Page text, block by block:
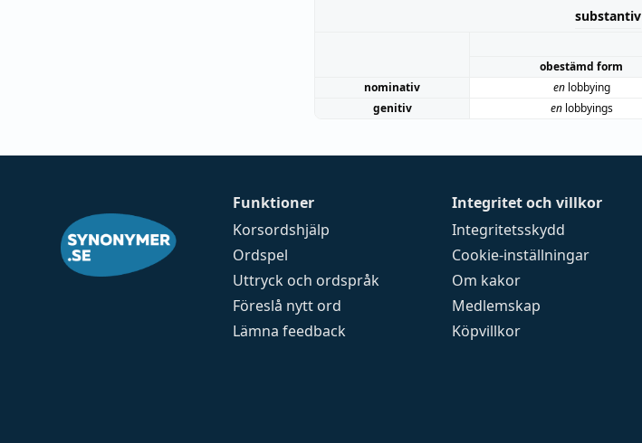
substantiv
obestämd form
nominativ
enlobbying
genitiv
enlobbyings
Funktioner
Korsordshjälp
Ordspel
Uttryck och ordspråk
Föreslå nytt ord
Lämna feedback
Integritet och villkor
Integritetsskydd
Cookie-inställningar
Om kakor
Medlemskap
Köpvillkor